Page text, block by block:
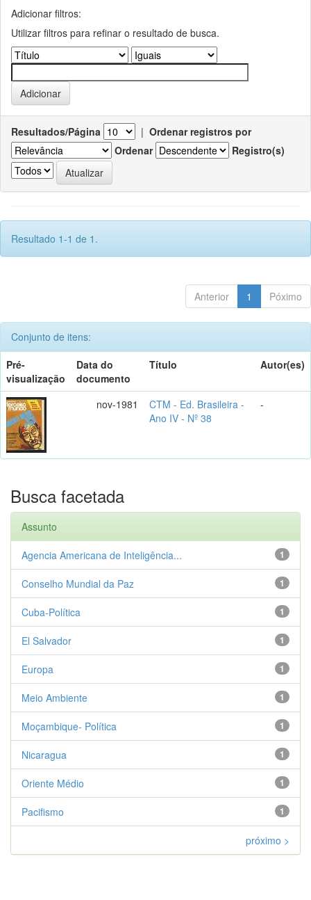
Adicionar filtros:
Utilizar filtros para refinar o resultado de busca.
Resultados/Página | Ordenar registros por
Ordenar
Registro(s)
Resultado 1-1 de 1.
Anterior 1 Póximo
Conjunto de itens:
Pré-
visualização
Data do
documento
Título Autor(es)
nov-1981
CTM - Ed. Brasileira -
Ano IV - Nº 38
-
Busca facetada
Assunto
1
Agencia Americana de Inteligência...
1
Conselho Mundial da Paz
1
Cuba-Política
1
El Salvador
1
Europa
1
Meio Ambiente
1
Moçambique- Política
1
Nicaragua
1
Oriente Médio
1
Pacifismo
próximo >